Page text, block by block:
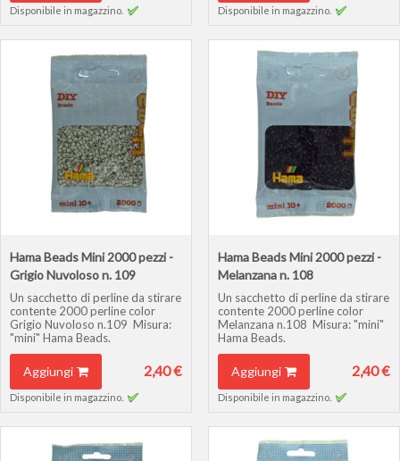
Disponibile in magazzino. Disponibile in magazzino.
Hama Beads Mini 2000 pezzi -
Grigio Nuvoloso n. 109
Un sacchetto di perline da stirare
contente 2000 perline color
Grigio Nuvoloso n.109 Misura:
"mini" Hama Beads.
Aggiungi 2,40 €
Disponibile in magazzino.
Hama Beads Mini 2000 pezzi -
Melanzana n. 108
Un sacchetto di perline da stirare
contente 2000 perline color
Melanzana n.108 Misura: "mini"
Hama Beads.
Aggiungi 2,40 €
Disponibile in magazzino.